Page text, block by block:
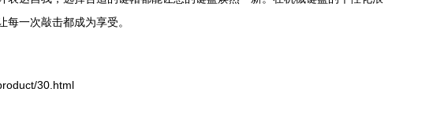
一次敲击都成为享受。
30.html